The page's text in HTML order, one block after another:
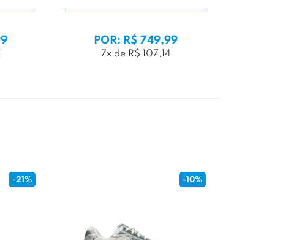
POR: R$ 749,99
7x de R$ 107,14
-21% -10%